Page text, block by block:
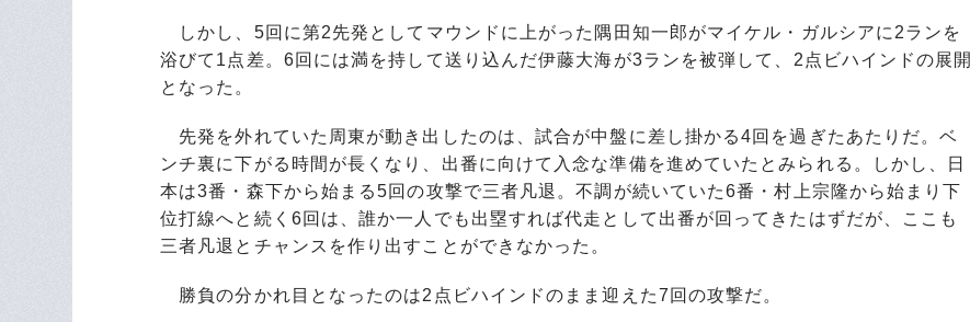
しかし、5回に第2先発としてマウンドに上がった隅田知一郎がマイケル・ガルシアに2ランを
浴びて1点差。6回には満を持して送り込んだ伊藤大海が3ランを被弾して、2点ビハインドの展開
となった。
先発を外れていた周東が動き出したのは、試合が中盤に差し掛かる4回を過ぎたあたりだ。ベ
ンチ裏に下がる時間が長くなり、出番に向けて入念な準備を進めていたとみられる。しかし、日
本は3番・森下から始まる5回の攻撃で三者凡退。不調が続いていた6番・村上宗隆から始まり下
位打線へと続く6回は、誰か一人でも出塁すれば代走として出番が回ってきたはずだが、ここも
三者凡退とチャンスを作り出すことができなかった。
勝負の分かれ目となったのは2点ビハインドのまま迎えた7回の攻撃だ。